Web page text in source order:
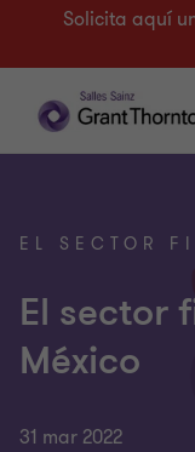
Solicita aquí
EL SECTOR
El sector
México
31 mar 2022